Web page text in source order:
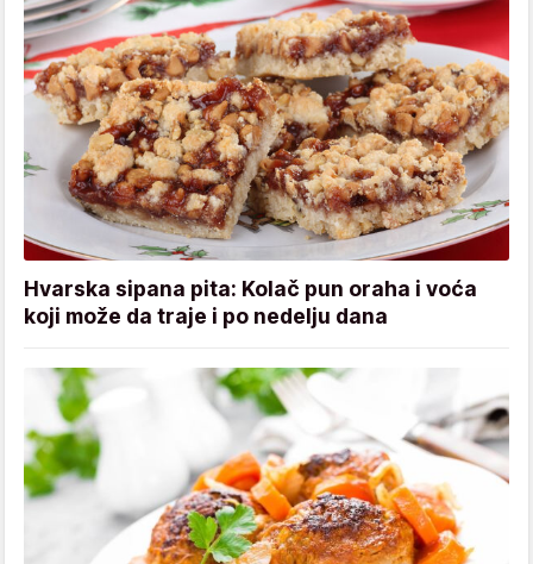
Hvarska sipana pita: Kolač pun oraha i voća
koji može da traje i po nedelju dana